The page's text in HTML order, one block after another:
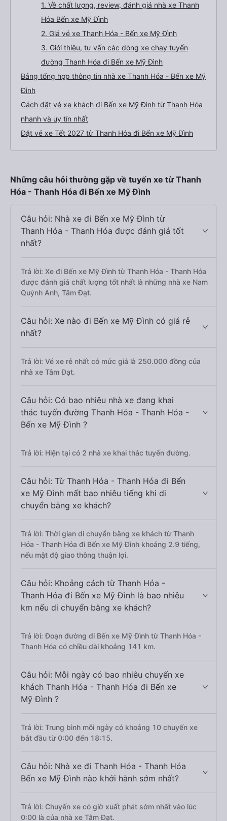
1. Về chất lượng, review, đánh giá nhà xe Thanh
Hóa Bến xe Mỹ Đình
2. Giá vé xe Thanh Hóa - Bến xe Mỹ Đình
3. Giới thiệu, tư vấn các dòng xe chạy tuyến
đường Thanh Hóa đi Bến xe Mỹ Đình
Bảng tổng hợp thông tin nhà xe Thanh Hóa - Bến xe Mỹ
Đình
Cách đặt vé xe khách đi Bến xe Mỹ Đình từ Thanh Hóa
nhanh và uy tín nhất
Đặt vé xe Tết 2027 từ Thanh Hóa đi Bến xe Mỹ Đình
Những câu hỏi thường gặp về tuyến xe từ Thanh
Hóa - Thanh Hóa đi Bến xe Mỹ Đình
Câu hỏi: Nhà xe đi Bến xe Mỹ Đình từ
Thanh Hóa - Thanh Hóa được đánh giá tốt
nhất?
Trả lời: Xe đi Bến xe Mỹ Đình từ Thanh Hóa - Thanh Hóa
được đánh giá chất lượng tốt nhất là những nhà xe Nam
Quỳnh Anh, Tâm Đạt.
Câu hỏi: Xe nào đi Bến xe Mỹ Đình có giá rẻ
nhất?
Trả lời: Vé xe rẻ nhất có mức giá là 250.000 đồng của
nhà xe Tâm Đạt.
Câu hỏi: Có bao nhiêu nhà xe đang khai
thác tuyến đường Thanh Hóa - Thanh Hóa -
Bến xe Mỹ Đình ?
Trả lời: Hiện tại có 2 nhà xe khai thác tuyến đường.
Câu hỏi: Từ Thanh Hóa - Thanh Hóa đi Bến
xe Mỹ Đình mất bao nhiêu tiếng khi di
chuyển bằng xe khách?
Trả lời: Thời gian di chuyển bằng xe khách từ Thanh
Hóa - Thanh Hóa đi Bến xe Mỹ Đình khoảng 2.9 tiếng,
nếu mật độ giao thông thuận lợi.
Câu hỏi: Khoảng cách từ Thanh Hóa -
Thanh Hóa đi Bến xe Mỹ Đình là bao nhiêu
km nếu di chuyển bằng xe khách?
Trả lời: Đoạn đường đi Bến xe Mỹ Đình từ Thanh Hóa -
Thanh Hóa có chiều dài khoảng 141 km.
Câu hỏi: Mỗi ngày có bao nhiêu chuyến xe
khách Thanh Hóa - Thanh Hóa đi Bến xe
Mỹ Đình ?
Trả lời: Trung bình mỗi ngày có khoảng 10 chuyến xe
bắt đầu từ 0:00 đến 18:15.
Câu hỏi: Nhà xe đi Thanh Hóa - Thanh Hóa
Bến xe Mỹ Đình nào khởi hành sớm nhất?
Trả lời: Chuyến xe có giờ xuất phát sớm nhất vào lúc
0:00 là của nhà xe Tâm Đạt.